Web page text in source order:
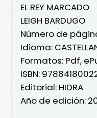
EL REY MARCADO
LEIGH BARDUGO
Número de
Idioma:
Formatos: Pdf,
ISBN:
Editorial: HIDRA
Año de edición: